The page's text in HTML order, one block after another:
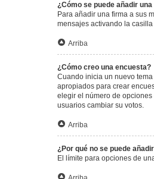
¿Cómo se puede añadir
Para añadir una firma a sus
mensajes activando la
Arriba
¿Cómo creo una encuesta?
Cuando inicia un nuevo
apropiados para crear
elegir el número de
usuarios cambiar su votos.
Arriba
¿Por qué no se puede
El límite para opciones de